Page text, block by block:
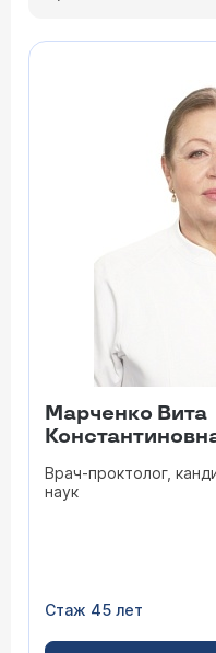
Марченко Вита
Врач-проктолог,
наук
Стаж 45 лет